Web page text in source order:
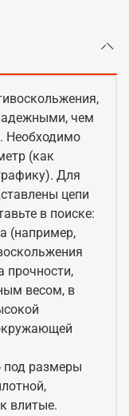
чем
Необходимо
(как
Для
цепи
в поиске:
(например,
прочности,
весом, в
под размеры
влитые.